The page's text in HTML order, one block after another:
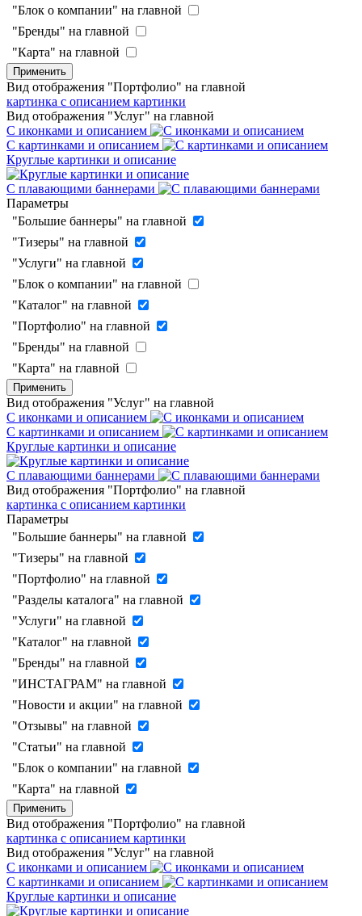
"Блок о компании" на главной
"Бренды" на главной
"Карта" на главной
Применить
Вид отображения "Портфолио" на главной
картинка с описанием картинки
Вид отображения "Услуг" на главной
С иконками и описанием
С картинками и описанием
Круглые картинки и описание
С плавающими баннерами
Параметры
"Большие баннеры" на главной
"Тизеры" на главной
"Услуги" на главной
"Блок о компании" на главной
"Каталог" на главной
"Портфолио" на главной
"Бренды" на главной
"Карта" на главной
Применить
Вид отображения "Услуг" на главной
С иконками и описанием
С картинками и описанием
Круглые картинки и описание
С плавающими баннерами
Вид отображения "Портфолио" на главной
картинка с описанием картинки
Параметры
"Большие баннеры" на главной
"Тизеры" на главной
"Портфолио" на главной
"Разделы каталога" на главной
"Услуги" на главной
"Каталог" на главной
"Бренды" на главной
"ИНСТАГРАМ" на главной
"Новости и акции" на главной
"Отзывы" на главной
"Статьи" на главной
"Блок о компании" на главной
"Карта" на главной
Применить
Вид отображения "Портфолио" на главной
картинка с описанием картинки
Вид отображения "Услуг" на главной
С иконками и описанием
С картинками и описанием
Круглые картинки и описание